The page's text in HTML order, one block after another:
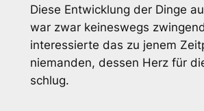
Diese Entwicklung der Dinge
war zwar keineswegs
interessierte das zu jenem
niemanden, dessen Herz für
schlug.